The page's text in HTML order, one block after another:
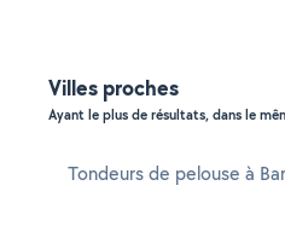
Villes proches
Ayant le plus de résultats, dans le
Tondeurs de pelouse à